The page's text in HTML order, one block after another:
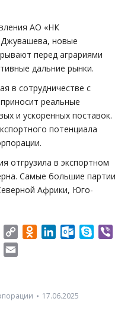
АО «НК
новые
перед аграриями
дальние рынки.
в сотрудничестве с
реальные
и ускоренных поставок.
потенциала
отгрузила в экспортном
Самые большие партии
Африки, Юго-
Twitter
Copy
Odnoklassniki
LinkedInOutlook.com
Skype
WeChat
17.06.2025